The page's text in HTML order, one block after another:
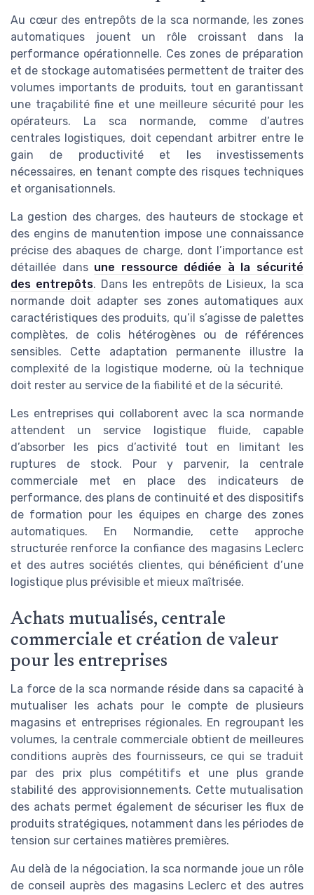
Au cœur des entrepôts de la sca normande, les zones
automatiques jouent un rôle croissant dans la
performance opérationnelle. Ces zones de préparation
et de stockage automatisées permettent de traiter des
volumes importants de produits, tout en garantissant
une traçabilité fine et une meilleure sécurité pour les
opérateurs. La sca normande, comme d’autres
centrales logistiques, doit cependant arbitrer entre le
gain de productivité et les investissements
nécessaires, en tenant compte des risques techniques
et organisationnels.
La gestion des charges, des hauteurs de stockage et
des engins de manutention impose une connaissance
précise des abaques de charge, dont l’importance est
détaillée dans une ressource dédiée à la sécurité
des entrepôts. Dans les entrepôts de Lisieux, la sca
normande doit adapter ses zones automatiques aux
caractéristiques des produits, qu’il s’agisse de palettes
complètes, de colis hétérogènes ou de références
sensibles. Cette adaptation permanente illustre la
complexité de la logistique moderne, où la technique
doit rester au service de la fiabilité et de la sécurité.
Les entreprises qui collaborent avec la sca normande
attendent un service logistique fluide, capable
d’absorber les pics d’activité tout en limitant les
ruptures de stock. Pour y parvenir, la centrale
commerciale met en place des indicateurs de
performance, des plans de continuité et des dispositifs
de formation pour les équipes en charge des zones
automatiques. En Normandie, cette approche
structurée renforce la confiance des magasins Leclerc
et des autres sociétés clientes, qui bénéficient d’une
logistique plus prévisible et mieux maîtrisée.
Achats mutualisés, centrale
commerciale et création de valeur
pour les entreprises
La force de la sca normande réside dans sa capacité à
mutualiser les achats pour le compte de plusieurs
magasins et entreprises régionales. En regroupant les
volumes, la centrale commerciale obtient de meilleures
conditions auprès des fournisseurs, ce qui se traduit
par des prix plus compétitifs et une plus grande
stabilité des approvisionnements. Cette mutualisation
des achats permet également de sécuriser les flux de
produits stratégiques, notamment dans les périodes de
tension sur certaines matières premières.
Au delà de la négociation, la sca normande joue un rôle
de conseil auprès des magasins Leclerc et des autres